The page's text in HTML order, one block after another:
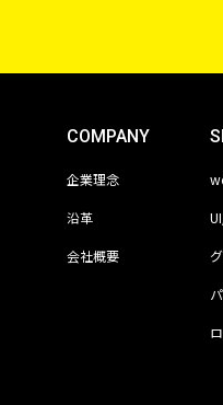
COMPANY
企業理念
沿革
会社概要